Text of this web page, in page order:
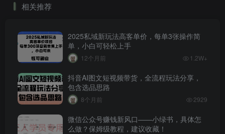
相关推荐
2025私域新玩法高客单价，每单3张操作简
单，小白可轻松上手
12个月前 1.2W+
抖音AI图文短视频带货，全流程玩法分享，
包含选品思路
8个月前 2929
微信公众号赚钱新风口——小绿书，具体怎
么做？保姆级教程，建议收藏！